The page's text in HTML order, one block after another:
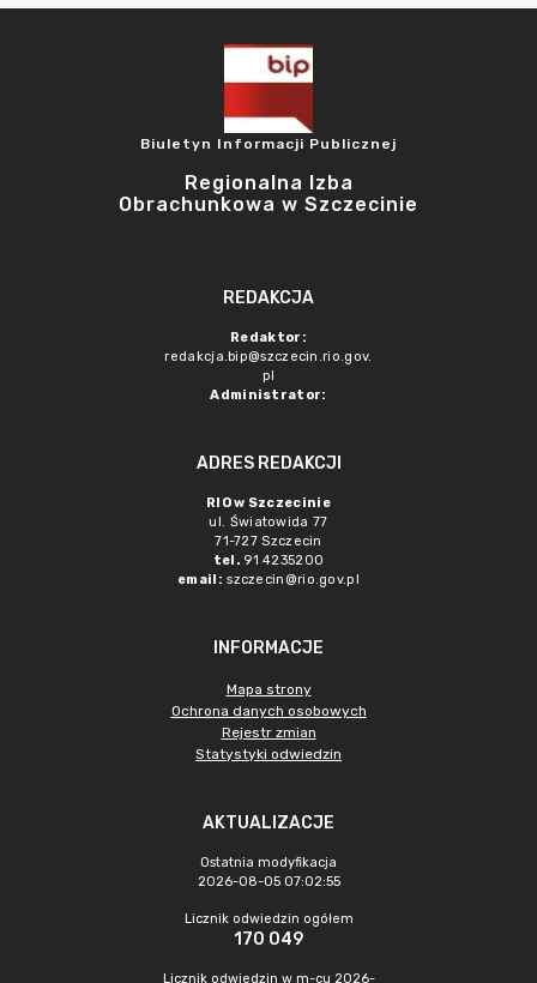
Biuletyn Informacji Publicznej
Regionalna Izba
Obrachunkowa w Szczecinie
REDAKCJA
Redaktor:
redakcja.bip@szczecin.rio.gov.
pl
Administrator:
ADRES REDAKCJI
RIO w Szczecinie
ul. Światowida 77
71-727 Szczecin
tel. 91 4235200
email: szczecin@rio.gov.pl
INFORMACJE
Mapa strony
Ochrona danych osobowych
Rejestr zmian
Statystyki odwiedzin
AKTUALIZACJE
Ostatnia modyfikacja
2026-08-05 07:02:55
Licznik odwiedzin ogółem
170 049
Licznik odwiedzin w m-cu 2026-